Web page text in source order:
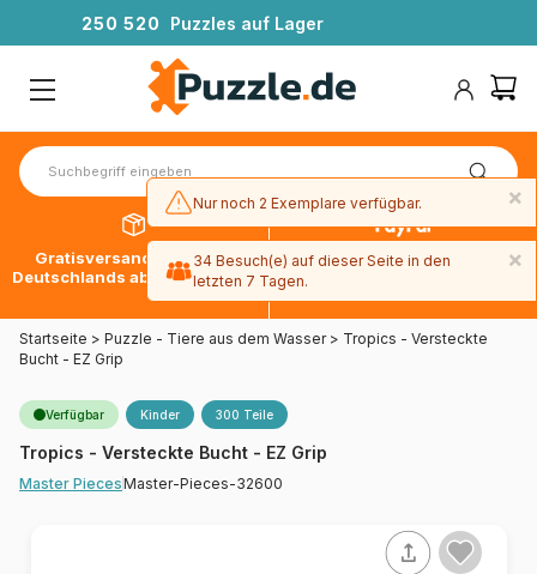
250 520 Puzzles auf Lager
Gratisversand innerhalb
Deutschlands ab 49 € mit DPD
30 Tage später bezahlen
Startseite > Puzzle - Tiere aus dem Wasser > Tropics - Versteckte
Bucht - EZ Grip
Verfügbar Kinder 300 Teile
Tropics - Versteckte Bucht - EZ Grip
Master PiecesMaster-Pieces-32600
×
Nur noch 2 Exemplare verfügbar.
×
34 Besuch(e) auf dieser Seite in den
letzten 7 Tagen.